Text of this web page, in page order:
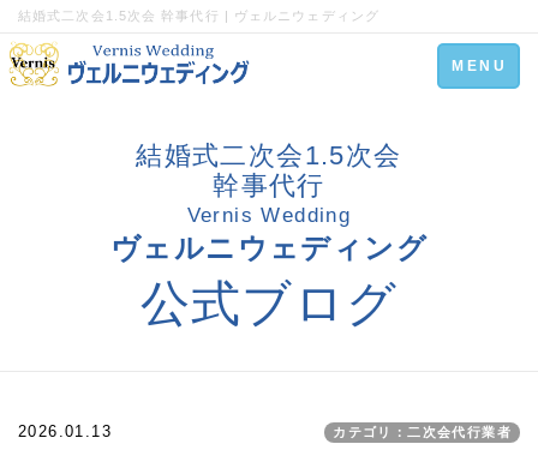
結婚式二次会1.5次会 幹事代行 | ヴェルニウェディング
Toggle
navigation
MENU
結婚式二次会1.5次会
幹事代行
Vernis Wedding
ヴェルニウェディング
公式ブログ
2026.01.13 カテゴリ：二次会代行業者